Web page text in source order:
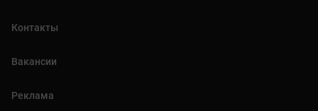
Контакты
Вакансии
Реклама